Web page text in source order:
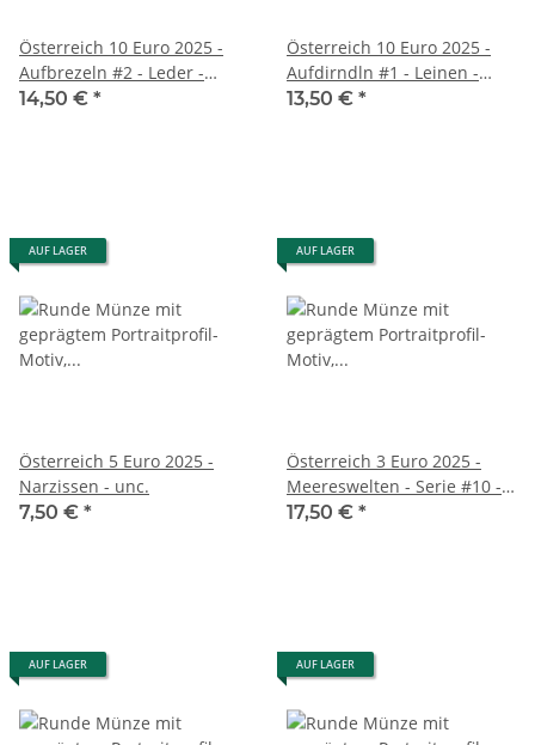
Österreich 10 Euro 2025 -
Aufbrezeln #2 - Leder -
Kupfer
14,50 € *
Österreich 10 Euro 2025 -
Aufdirndln #1 - Leinen -
Kupfer
13,50 € *
AUF LAGER
Österreich 5 Euro 2025 -
Narzissen - unc.
7,50 € *
AUF LAGER
Österreich 3 Euro 2025 -
Meereswelten - Serie #10 -
Leuchtkalmar
17,50 € *
AUF LAGER AUF LAGER